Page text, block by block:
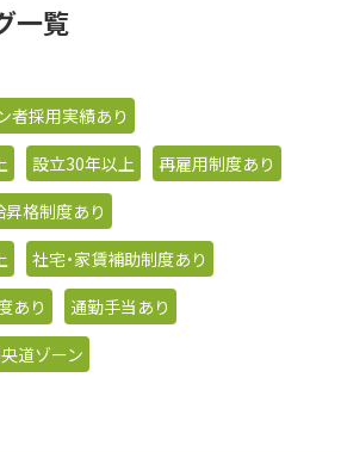
一覧
者採用実績あり
設立30年以上
再雇用制度あり
昇格制度あり
社宅・家賃補助制度あり
あり
通勤手当あり
道ゾーン